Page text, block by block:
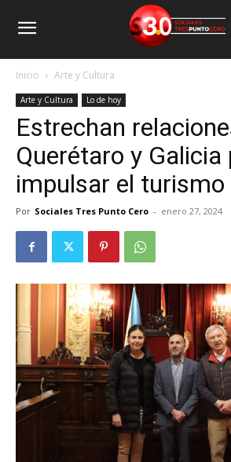
Inicio Arte y Cultura
Arte y Cultura Lo de hoy
Estrechan
Querétaro y Galicia
impulsar el turismo
Por Sociales Tres Punto Cero - enero 27, 2024